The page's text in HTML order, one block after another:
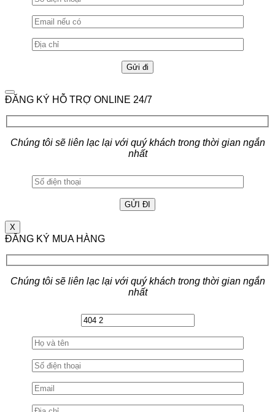
ĐĂNG KÝ HỖ TRỢ ONLINE 24/7
Chúng tôi sẽ liên lạc lại với quý khách trong thời gian ngắn
nhất
X
ĐĂNG KÝ MUA HÀNG
Chúng tôi sẽ liên lạc lại với quý khách trong thời gian ngắn
nhất